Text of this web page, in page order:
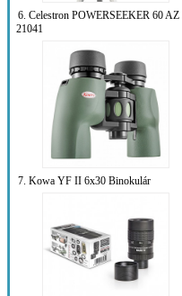
6. Celestron POWERSEEKER 60 AZ
21041
7. Kowa YF II 6x30 Binokulár